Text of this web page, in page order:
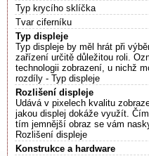
Typ krycího sklíčka
Tvar ciferníku
Typ displeje
Typ displeje by měl hrát při
zařízení určitě důležitou roli.
technologii zobrazení, u nichž
rozdíly - Typ displeje
Rozlišení displeje
Udává v pixelech kvalitu
jakou displej dokáže využít.
tím jemnější obraz se vám
Rozlišení displeje
Konstrukce a hardware